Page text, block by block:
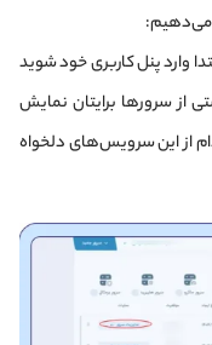
وارد پنل کاربری خود شوید
از سرورها برایتان نمایش
از این سرویس‌های دلخواه